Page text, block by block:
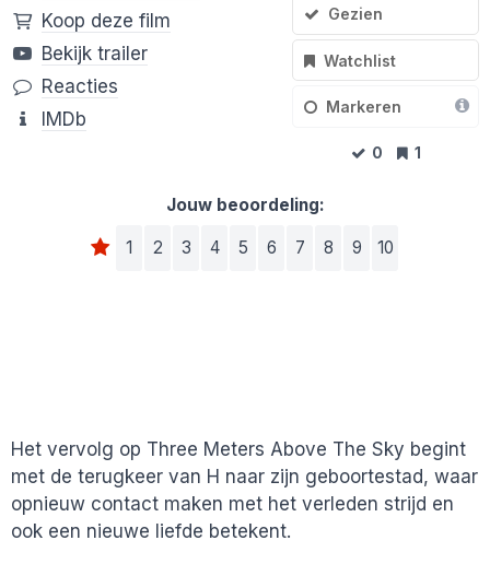
Gezien
Watchlist
Markeren
0 1
Koop deze film
Bekijk trailer
Reacties
IMDb
Jouw beoordeling:
1 2 3 4 5 6 7 8 9 10
Het vervolg op Three Meters Above The Sky begint
met de terugkeer van H naar zijn geboortestad, waar
opnieuw contact maken met het verleden strijd en
ook een nieuwe liefde betekent.